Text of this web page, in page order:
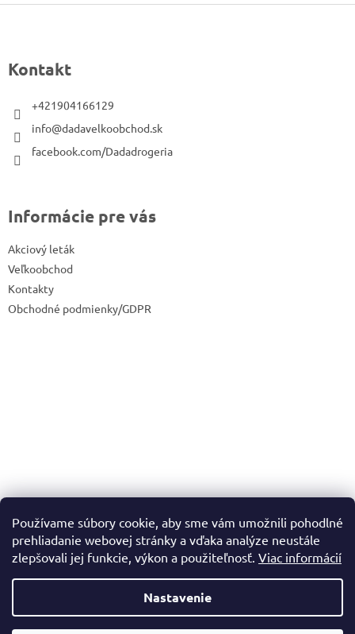
Používame súbory cookie, aby sme vám umožnili pohodlné
prehliadanie webovej stránky a vďaka analýze neustále
zlepšovali jej funkcie, výkon a použiteľnosť. Viac informácií
Nastavenie
Z
p
äKontakt
+421904166129
info@dadavelkoobchod.sk
facebook.com/Dadadrogeria
Informácie pre vás
Akciový leták
Veľkoobchod
Kontakty
Obchodné podmienky/GDPR
Vytvoril Shoptet